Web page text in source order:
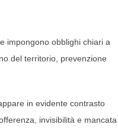
impongono obblighi chiari a
del territorio, prevenzione
in evidente contrasto
invisibilità e mancata